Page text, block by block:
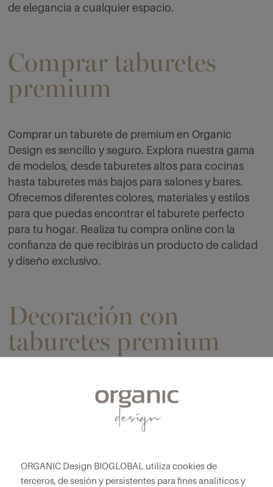
de elegancia a cualquier espacio.
Comprar taburetes
premium
Comprar un taburete de premium en Organic
Design es sencillo y seguro. Explora nuestra gama
de modelos, desde taburetes altos para cocinas
hasta taburetes más bajos para salones y bares.
Ofrecemos diferentes colores, materiales y estilos
para que puedas encontrar el taburete perfecto
para tu hogar. Realiza tu compra online con la
confianza de que recibirás un producto de calidad
y diseño exclusivo.
Decoración con
taburetes premium
Los taburetes premium son una excelente opción
para darle un toque moderno y sofisticado a tu
cocina o salón. Colócalos alrededor de una isla de
cocina o junto a una barra para crear un ambiente
combinarlos con mesas auxiliares o cojines para
aumentar su confort y complementar la decoración
ORGANIC Design BIOGLOBAL utiliza cookies de
terceros, de sesión y persistentes para fines analíticos y